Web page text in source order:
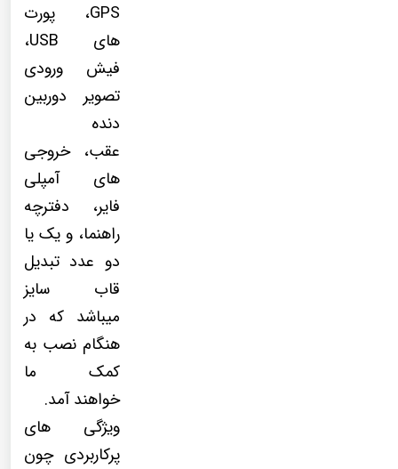
GPS، پورت
های USB،
فیش ورودی
تصویر دوربین
دنده
عقب، خروجی
های آمپلی
فایر، دفترچه
راهنما، و یک یا
دو عدد تبدیل
قاب سایز
میباشد که در
هنگام نصب به
کمک ما
خواهند آمد.
ویژگی های
پرکاربردی چون